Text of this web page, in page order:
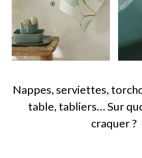
Nappes, serviettes,
table, tabliers… Sur
craquer ?